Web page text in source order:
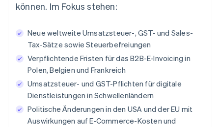
können. Im Fokus stehen:
Neue weltweite Umsatzsteuer-, GST- und Sales-
Tax-Sätze sowie Steuerbefreiungen
Verpflichtende Fristen für das B2B-E-Invoicing in
Polen, Belgien und Frankreich
Umsatzsteuer- und GST-Pflichten für digitale
Dienstleistungen in Schwellenländern
Politische Änderungen in den USA und der EU mit
Auswirkungen auf E-Commerce-Kosten und